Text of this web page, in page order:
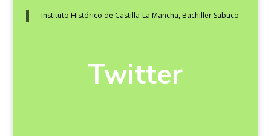
Instituto Histórico de Castilla-La Mancha, Bachiller Sabuco
Twitter